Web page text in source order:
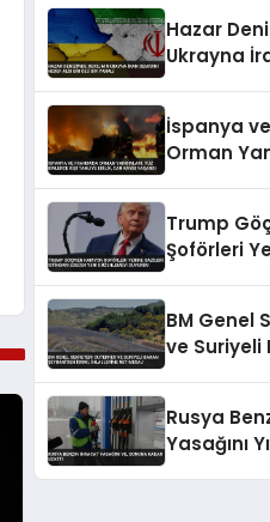
Hazar
Ukrayna
İspanya
Orman
Trump
Şoförleri
BM Genel
ve Suriyeli
Rusya
Yasağını